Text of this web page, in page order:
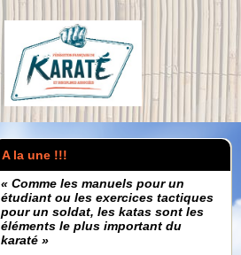
A la une !!!
« Comme les manuels pour un
étudiant ou les exercices tactiques
pour un soldat, les katas sont les
éléments le plus important du
karaté »